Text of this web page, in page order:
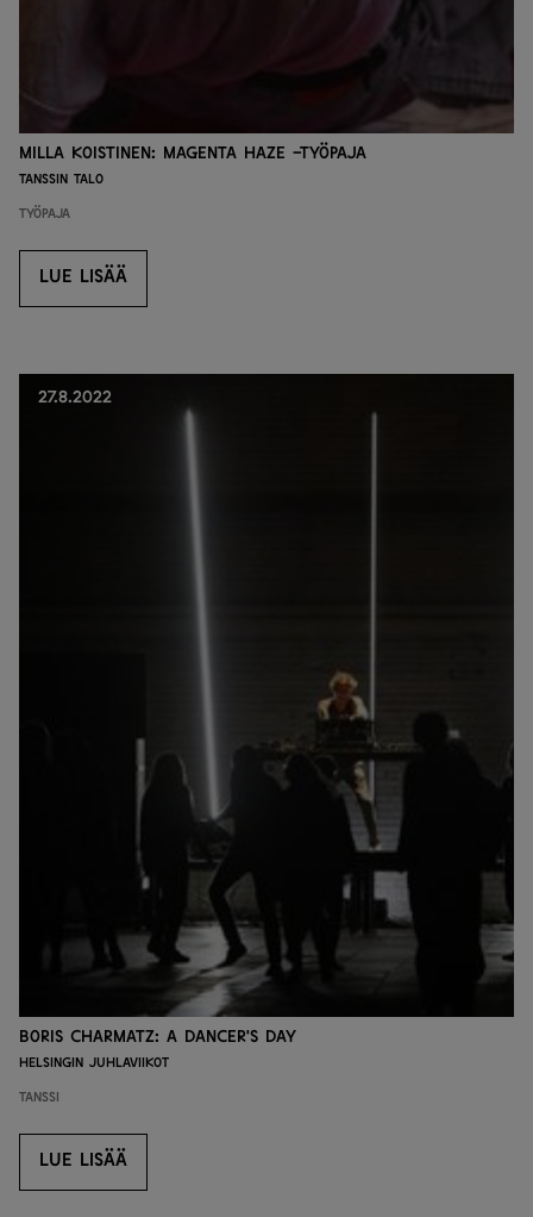
Milla Koistinen: Magenta Haze -työpaja
Tanssin talo
Työpaja
LUE LISÄÄ
LUE LISÄÄ
27.8.2022
Boris Charmatz: A Dancer's Day
Helsingin juhlaviikot
Tanssi
LUE LISÄÄ
LUE LISÄÄ